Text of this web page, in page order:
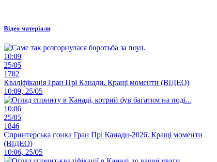
Відео матеріали
10:09
25/05
1782
Кваліфікація Гран Прі Канади. Кращі моменти (ВІДЕО)
10:09, 25/05
10:06
25/05
1846
Спринтерська гонка Гран Прі Канади-2026. Кращі моменти
(ВІДЕО)
10:06, 25/05